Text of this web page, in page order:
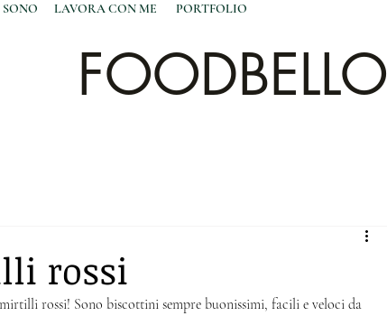
LAVORA CON ME PORTFOLIO
FOODBELLO
rossi
rossi! Sono biscottini sempre buonissimi, facili e veloci da